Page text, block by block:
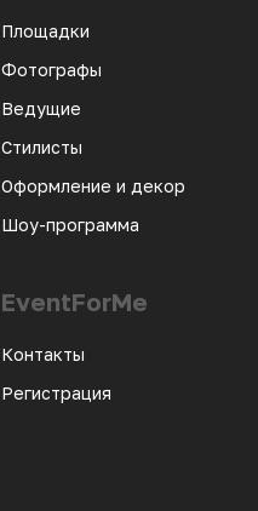
Площадки
Фотографы
Ведущие
Стилисты
Оформление и декор
Шоу-программа
EventForMe
Контакты
Регистрация